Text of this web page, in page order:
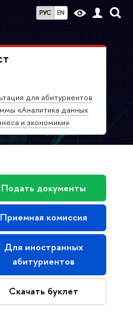
РУС EN
для абитуриентов
«Аналитика данных
и экономики»
Подать документы
Приемная комиссия
Для иностранных
абитуриентов
Скачать буклет